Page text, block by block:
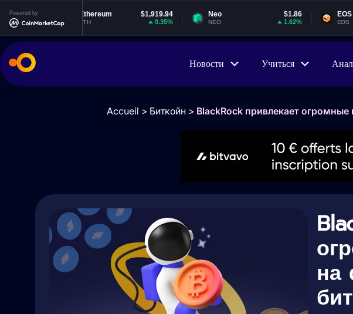
Powered byEthereum $1,919.94
ETH
Neo
NEO
EOS
EOS
Новости Учиться
Accueil > Биткойн > BlackRock привлекает
на